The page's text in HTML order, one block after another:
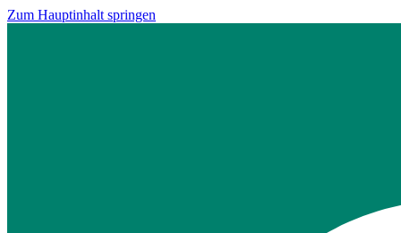
Zum Hauptinhalt springen